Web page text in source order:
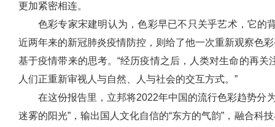
更加紧密相连。
色彩专家宋建明认为，色彩早已不只关乎艺术，它的
近两年来的新冠肺炎疫情防控，则给了他一次重新观察色
基于疫情带来的思考。“经历疫情之后，人类对生命的再
人们正重新审视人与自然、人与社会的交互方式。”
在这份报告里，立邦将2022年中国的流行色彩趋势分
迷雾的阳光”，输出国人文化自信的“东方的气韵”，融合科